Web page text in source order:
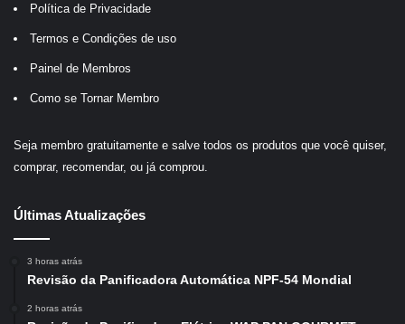
Política de Privacidade
Termos e Condições de uso
Painel de Membros
Como se Tornar Membro
Seja membro gratuitamente e salve todos os produtos que você quiser,
comprar, recomendar, ou já comprou.
Últimas Atualizações
3 horas atrás
Revisão da Panificadora Automática NPF-54 Mondial
2 horas atrás